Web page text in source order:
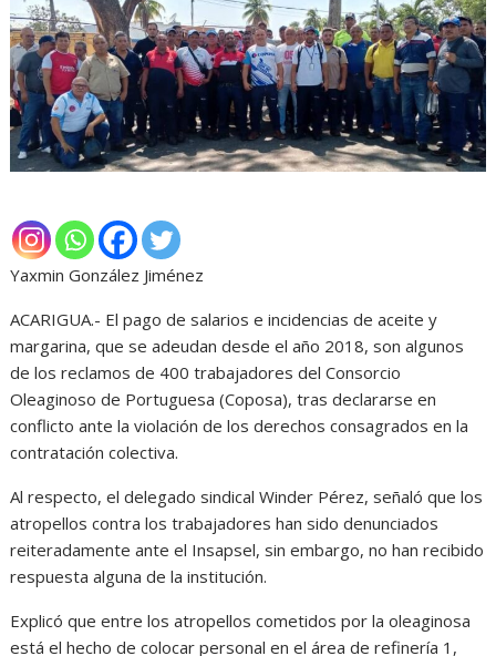
Yaxmin González Jiménez
ACARIGUA.- El pago de salarios e incidencias de aceite y
margarina, que se adeudan desde el año 2018, son algunos
de los reclamos de 400 trabajadores del Consorcio
Oleaginoso de Portuguesa (Coposa), tras declararse en
conflicto ante la violación de los derechos consagrados en la
contratación colectiva.
Al respecto, el delegado sindical Winder Pérez, señaló que los
atropellos contra los trabajadores han sido denunciados
reiteradamente ante el Insapsel, sin embargo, no han recibido
respuesta alguna de la institución.
Explicó que entre los atropellos cometidos por la oleaginosa
está el hecho de colocar personal en el área de refinería 1,